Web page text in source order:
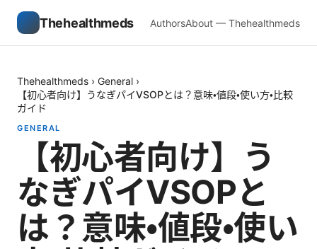
Thehealthmeds AuthorsAbout — Thehealthmeds
Thehealthmeds › General ›
【初心者向け】うなぎパイVSOPとは？意味・値段・使い方・比較
ガイド
GENERAL
【初心者向け】う
なぎパイVSOPと
は？意味・値段・使い